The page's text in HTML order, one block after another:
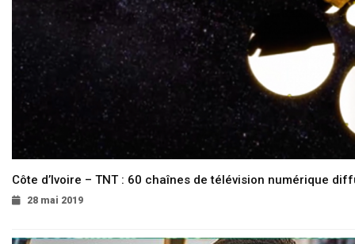
Côte d’Ivoire – TNT : 60 chaînes de télévision numérique
28 mai 2019